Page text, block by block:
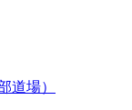
道場）